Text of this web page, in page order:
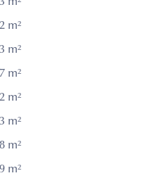
m²
m²
m²
m²
m²
m²
m²